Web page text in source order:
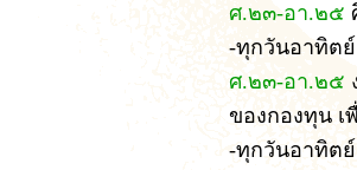
ศ.๒๓-อา.๒๕
-ทุกวันอาทิต
ศ.๒๓-อา.๒๕
ของกองทุน เ
-ทุกวันอาทิต